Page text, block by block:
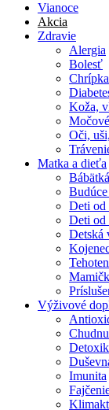
Vianoce
Akcia
Zdravie
Alergia
Bolesť
Koža,
Oči,
Matka a dieťa
Bábätká
Deti od
Deti od
Detská
Výživové
Imunita